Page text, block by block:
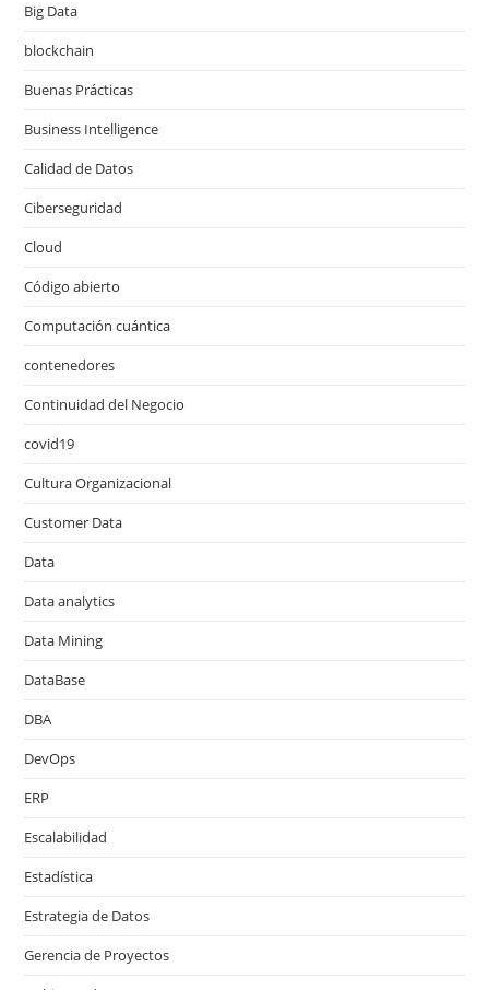
Big Data
blockchain
Buenas Prácticas
Business Intelligence
Calidad de Datos
Ciberseguridad
Cloud
Código abierto
Computación cuántica
contenedores
Continuidad del Negocio
covid19
Cultura Organizacional
Customer Data
Data
Data analytics
Data Mining
DataBase
DBA
DevOps
ERP
Escalabilidad
Estadística
Estrategia de Datos
Gerencia de Proyectos